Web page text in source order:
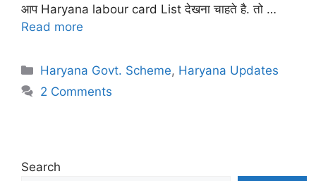
आप Haryana labour card List देखना चाहते है. तो …
Read more
Categories
Haryana Govt. Scheme, Haryana Updates
2 Comments
Search